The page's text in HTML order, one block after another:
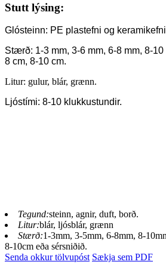
Stutt lýsing:
Glósteinn: PE plastefni og
Stærð: 1-3 mm, 3-6 mm, 6-8 mm, 8-
8 cm, 8-10 cm.
Litur: gulur, blár, grænn.
Ljóstími: 8-10 klukkustundir.
Tegund:steinn, agnir, duft, borð.
Litur:blár, ljósblár, grænn
Stærð:1-3mm, 3-5mm, 6-8mm, 8-
8-10cm eða sérsniðið.
Senda okkur tölvupóst Sækja sem PDF